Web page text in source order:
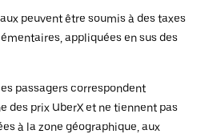
peuvent être soumis à des taxes
appliquées en sus des
passagers correspondent
des prix UberX et ne tiennent pas
à la zone géographique, aux